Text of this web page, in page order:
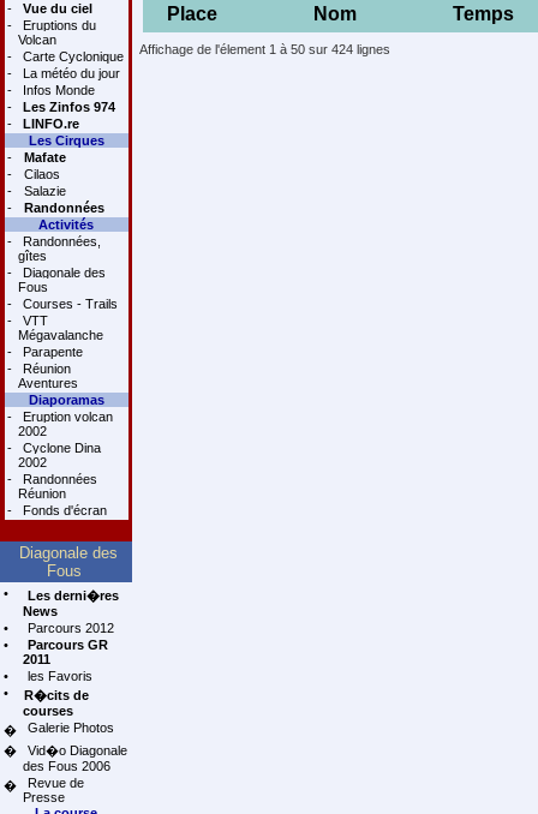
-
Vue du ciel
-
Eruptions du
Volcan
-
Carte Cyclonique
-
La météo du jour
-
Infos Monde
-
Les Zinfos 974
-
LINFO.re
Les Cirques
-
Mafate
-
Cilaos
-
Salazie
-
Randonnées
Activités
-
Randonnées,
gîtes
-
Diagonale des
Fous
-
Courses - Trails
-
VTT
Mégavalanche
-
Parapente
-
Réunion
Aventures
Diaporamas
-
Eruption volcan
2002
-
Cyclone Dina
2002
-
Randonnées
Réunion
-
Fonds d'écran
Diagonale des
Fous
•
Les derni�res
News
•
Parcours 2012
•
Parcours GR
2011
•
les Favoris
•
R�cits de
courses
�
Galerie Photos
�
Vid�o Diagonale
des Fous 2006
�
Revue de
Presse
Place Nom Temps
Affichage de l'élement 1 à 50 sur 424 lignes